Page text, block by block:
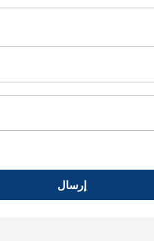
إرسال